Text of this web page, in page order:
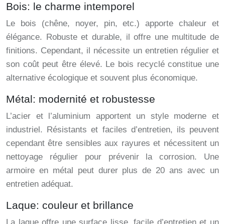
Bois: le charme intemporel
Le bois (chêne, noyer, pin, etc.) apporte chaleur et
élégance. Robuste et durable, il offre une multitude de
finitions. Cependant, il nécessite un entretien régulier et
son coût peut être élevé. Le bois recyclé constitue une
alternative écologique et souvent plus économique.
Métal: modernité et robustesse
L’acier et l’aluminium apportent un style moderne et
industriel. Résistants et faciles d’entretien, ils peuvent
cependant être sensibles aux rayures et nécessitent un
nettoyage régulier pour prévenir la corrosion. Une
armoire en métal peut durer plus de 20 ans avec un
entretien adéquat.
Laque: couleur et brillance